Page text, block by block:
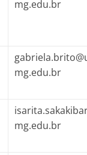
mg.edu.br
mg.edu.br
mg.edu.br